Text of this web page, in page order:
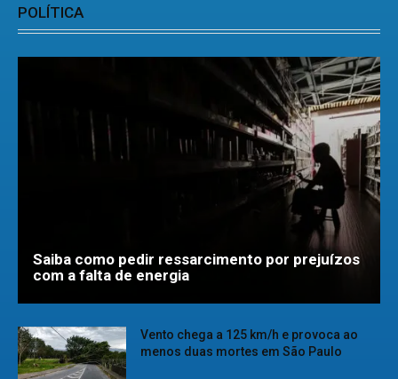
POLÍTICA
Saiba como pedir ressarcimento por prejuízos
com a falta de energia
Vento chega a 125 km/h e provoca ao
menos duas mortes em São Paulo